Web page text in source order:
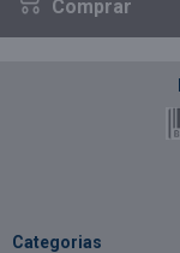
Comprar
Categorias